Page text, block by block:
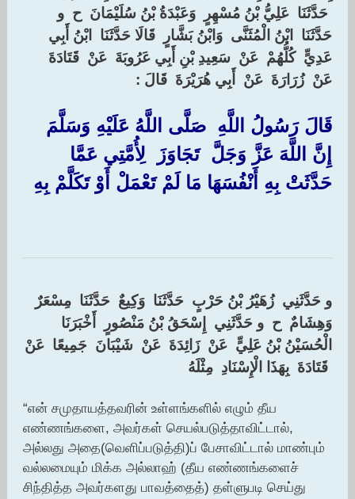
‏ ‏حَدَّثَنَا ‏ ‏عَلِيُّ بْنُ مُسْهِرٍ ‏ ‏وَعَبْدَةُ بْنُ سُلَيْمَانَ ‏ ‏ح ‏ ‏و
حَدَّثَنَا ‏ ‏ابْنُ الْمُثَنَّى ‏ ‏وَابْنُ بَشَّارٍ ‏ ‏قَالَا حَدَّثَنَا ‏ ‏ابْنُ أَبِي
عَدِيٍّ ‏ ‏كُلُّهُمْ ‏ ‏عَنْ ‏ ‏سَعِيدِ بْنِ أَبِي عَرُوبَةَ ‏ ‏عَنْ ‏ ‏قَتَادَةَ ‏
‏عَنْ ‏ ‏زُرَارَةَ ‏ ‏عَنْ ‏ ‏أَبِي هُرَيْرَةَ ‏ ‏قَالَ :‏ ‏‏
‏قَالَ رَسُولُ اللَّهِ ‏ ‏صَلَّى اللَّهُ عَلَيْهِ وَسَلَّمَ ‏
‏إِنَّ اللَّهَ عَزَّ وَجَلَّ ‏ ‏تَجَاوَزَ ‏ ‏لِأُمَّتِي عَمَّا
حَدَّثَتْ بِهِ أَنْفُسَهَا مَا لَمْ تَعْمَلْ أَوْ تَكَلَّمْ بِهِ ‏
و حَدَّثَنِي ‏ ‏زُهَيْرُ بْنُ حَرْبٍ ‏ ‏حَدَّثَنَا ‏ ‏وَكِيعٌ ‏ ‏حَدَّثَنَا ‏ ‏مِسْعَرٌ ‏
‏وَهِشَامٌ ‏ ‏ح ‏ ‏و حَدَّثَنِي ‏ ‏إِسْحَقُ بْنُ مَنْصُورٍ ‏ ‏أَخْبَرَنَا ‏
‏الْحُسَيْنُ بْنُ عَلِيٍّ ‏ ‏عَنْ ‏ ‏زَائِدَةَ ‏ ‏عَنْ ‏ ‏شَيْبَانَ ‏ ‏جَمِيعًا ‏ ‏عَنْ
‏ ‏قَتَادَةَ ‏ ‏بِهَذَا الْإِسْنَادِ ‏ ‏مِثْلَهُ ‏
“என் சமுதாயத்தவரின் உள்ளங்களில் எழும் தீய
எண்ணங்களை, அவர்கள் செயல்படுத்தாவிட்டால்,
அல்லது அதை(வெளிப்படுத்தி)ப் பேசாவிட்டால் மாண்பும்
வல்லமையும் மிக்க அல்லாஹ் (தீய எண்ணங்களைச்
சிந்தித்த அவர்களது பாவத்தைத்) தள்ளுபடி செய்து